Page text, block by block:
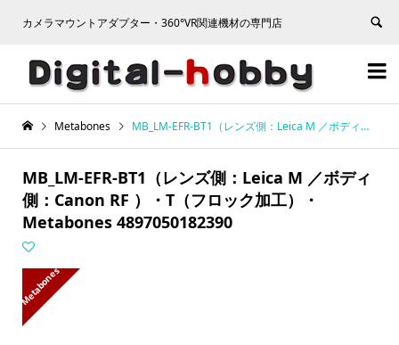
カメラマウントアダプター・360°VR関連機材の専門店


Metabones MB_LM-EFR-BT1（レンズ側：Leica M ／ボディ側：Canon RF ）・T（フロック加工）・Metabones 4897050182390
MB_LM-EFR-BT1（レンズ側：Leica M ／ボディ
側：Canon RF ）・T（フロック加工）・
Metabones 4897050182390
Metabones